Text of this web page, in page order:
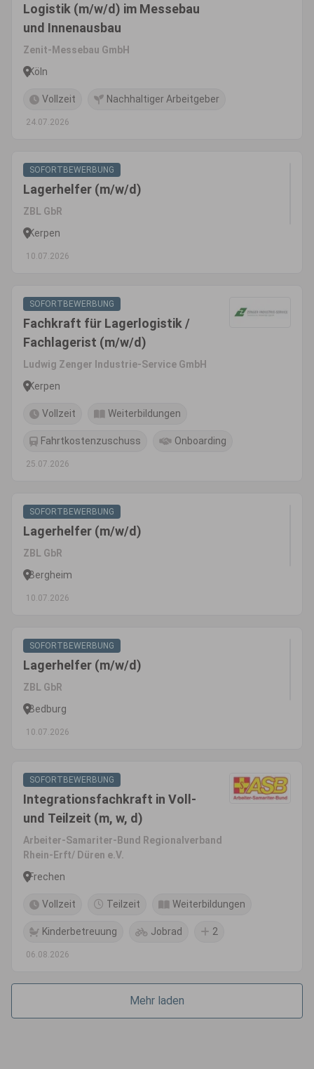
Logistik (m/w/d) im Messebau
und Innenausbau
Zenit-Messebau GmbH
Köln
Vollzeit Nachhaltiger Arbeitgeber
24.07.2026
SOFORTBEWERBUNG
Lagerhelfer (m/w/d)
ZBL GbR
Kerpen
10.07.2026
SOFORTBEWERBUNG
Fachkraft für Lagerlogistik /
Fachlagerist (m/w/d)
Ludwig Zenger Industrie-Service GmbH
Kerpen
Vollzeit Weiterbildungen
Fahrtkostenzuschuss Onboarding
25.07.2026
SOFORTBEWERBUNG
Lagerhelfer (m/w/d)
ZBL GbR
Bergheim
10.07.2026
SOFORTBEWERBUNG
Lagerhelfer (m/w/d)
ZBL GbR
Bedburg
10.07.2026
SOFORTBEWERBUNG
Integrationsfachkraft in Voll-
und Teilzeit (m, w, d)
Arbeiter-Samariter-Bund Regionalverband
Rhein-Erft/ Düren e.V.
Frechen
Vollzeit Teilzeit Weiterbildungen
Kinderbetreuung Jobrad 2
06.08.2026
Mehr laden